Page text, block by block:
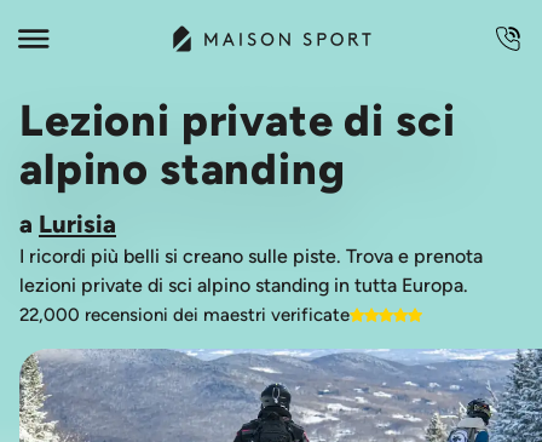
Lezioni private di sci
alpino standing
a Lurisia
I ricordi più belli si creano sulle piste. Trova e prenota
lezioni private di sci alpino standing in tutta Europa.
22,000 recensioni dei maestri verificate